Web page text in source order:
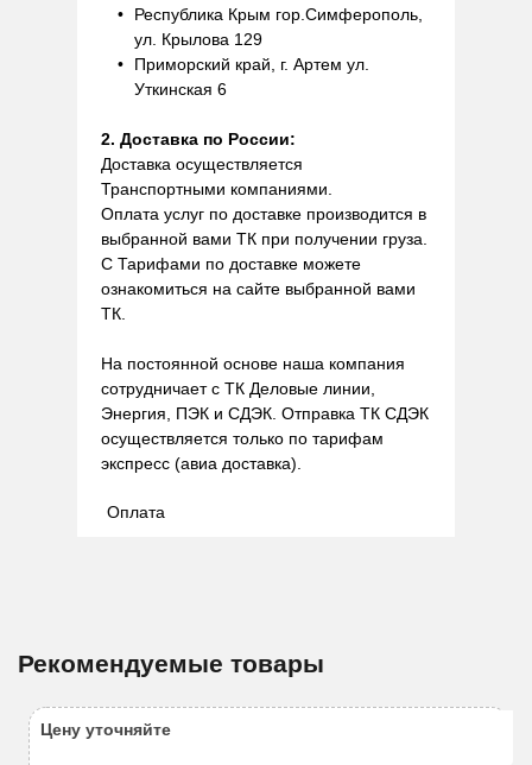
Республика Крым гор.Симферополь,
ул. Крылова 129
Приморский край, г. Артем ул.
Уткинская 6
2. Доставка по России:
Доставка осуществляется
Транспортными компаниями.
Оплата услуг по доставке производится в
выбранной вами ТК при получении груза.
С Тарифами по доставке можете
ознакомиться на сайте выбранной вами
ТК.
На постоянной основе наша компания
сотрудничает с ТК Деловые линии,
Энергия, ПЭК и СДЭК. Отправка ТК СДЭК
осуществляется только по тарифам
экспресс (авиа доставка).
Оплата
Рекомендуемые товары
Цену уточняйте